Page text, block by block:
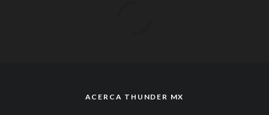
ACERCA THUNDER MX